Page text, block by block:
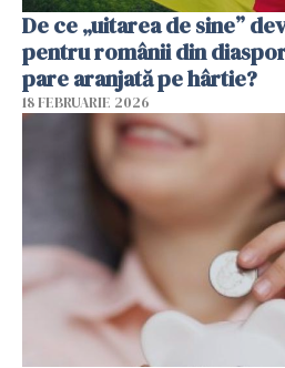
De ce „uitarea de sine”
pentru românii din
pare aranjată pe hârtie?
18 FEBRUARIE 2026